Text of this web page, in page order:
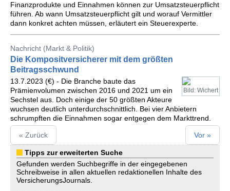
Finanzprodukte und Einnahmen können zur Umsatzsteuerpflicht
führen. Ab wann Umsatzsteuerpflicht gilt und worauf Vermittler
dann konkret achten müssen, erläutert ein Steuerexperte.
Nachricht (Markt & Politik)
Die Kompositversicherer mit dem größten
Beitragsschwund
Bild: Wichert
13.7.2023 (€) - Die Branche baute das
Prämienvolumen zwischen 2016 und 2021 um ein
Sechstel aus. Doch einige der 50 größten Akteure
wuchsen deutlich unterdurchschnittlich. Bei vier Anbietern
schrumpften die Einnahmen sogar entgegen dem Markttrend.
« Zurück Vor »
Tipps zur erweiterten Suche
Gefunden werden Suchbegriffe in der eingegebenen
Schreibweise in allen aktuellen redaktionellen Inhalte des
VersicherungsJournals.